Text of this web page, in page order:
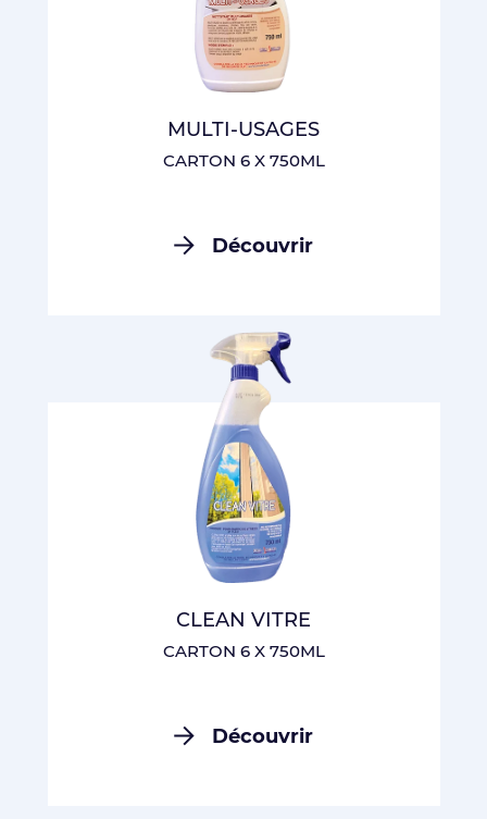
MULTI-USAGES
CARTON 6 X 750ML
Découvrir
CLEAN VITRE
CARTON 6 X 750ML
Découvrir